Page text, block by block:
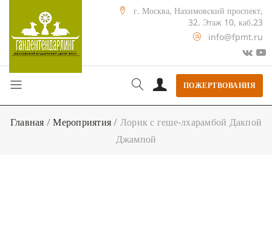
г. Москва, Нахимовский проспект,
32. Этаж 10, каб.23
info@fpmt.ru
ПОЖЕРТВОВАНИЯ
Главная /Мероприятия/ Лорик с геше-лхарамбой Дакпой
Джампой